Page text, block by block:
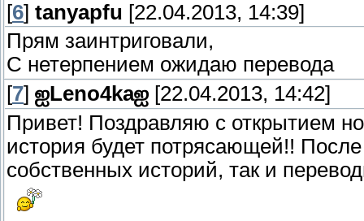
[6] tanyapfu [22.04.2013, 14:39]
Прям заинтриговали,
С нетерпением ожидаю перевода
[7] ஐLeno4kaஐ [22.04.2013, 14:42]
Привет! Поздравляю с открытием
история будет потрясающей!!
собственных историй, так и